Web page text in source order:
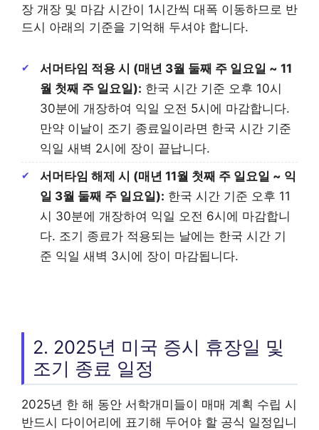
장 개장 및 마감 시간이 1시간씩 대폭 이동하므로 반
드시 아래의 기준을 기억해 두셔야 합니다.
서머타임 적용 시 (매년 3월 둘째 주 일요일 ~ 11
월 첫째 주 일요일): 한국 시간 기준 오후 10시
30분에 개장하여 익일 오전 5시에 마감합니다.
만약 이날이 조기 종료일이라면 한국 시간 기준
익일 새벽 2시에 장이 끝납니다.
서머타임 해제 시 (매년 11월 첫째 주 일요일 ~ 익
일 3월 둘째 주 일요일): 한국 시간 기준 오후 11
시 30분에 개장하여 익일 오전 6시에 마감합니
다. 조기 종료가 적용되는 날에는 한국 시간 기
준 익일 새벽 3시에 장이 마감됩니다.
2. 2025년 미국 증시 휴장일 및
조기 종료 일정
2025년 한 해 동안 서학개미들이 매매 계획 수립 시
반드시 다이어리에 표기해 두어야 할 공식 일정입니